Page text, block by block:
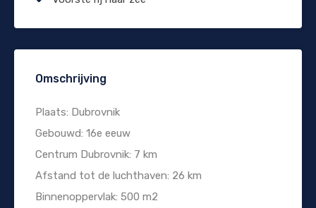
Omschrijving
Plaats: Dubrovnik
Gebouwd: 16e eeuw
Centrum Dubrovnik: 7 km
Afstand tot de luchthaven: 26 km
Binnenoppervlak: 500 m2